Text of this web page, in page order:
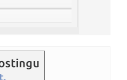
"Španija nastavlja da poštuje
nezadrživo tone u zaborav: